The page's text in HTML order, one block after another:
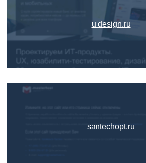
uidesign.ru
santechopt.ru